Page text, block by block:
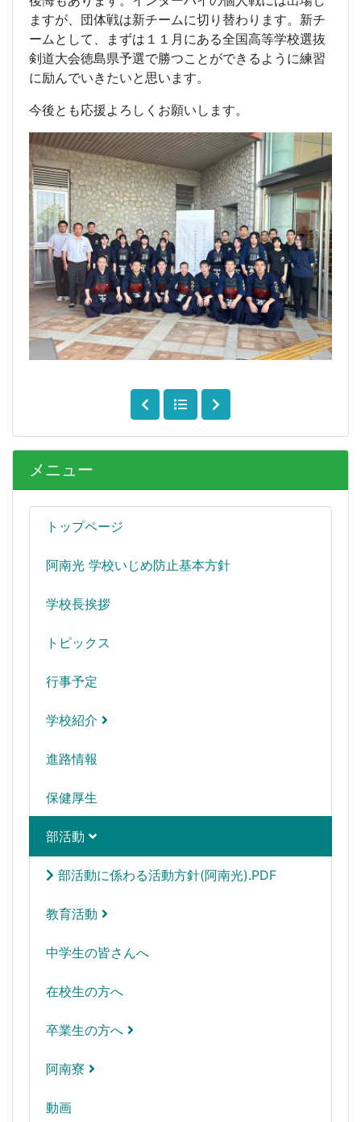
メニュー
トップページ
阿南光 学校いじめ防止基本方針
学校長挨拶
トピックス
行事予定
学校紹介
進路情報
保健厚生
部活動
部活動に係わる活動方針(阿南光).PDF
教育活動
中学生の皆さんへ
在校生の方へ
卒業生の方へ
阿南寮
動画
ますが、団体戦は新チームに切り替わります。新チ
ームとして、まずは１１月にある全国高等学校選抜
剣道大会徳島県予選で勝つことができるように練習
に励んでいきたいと思います。
今後とも応援よろしくお願いします。